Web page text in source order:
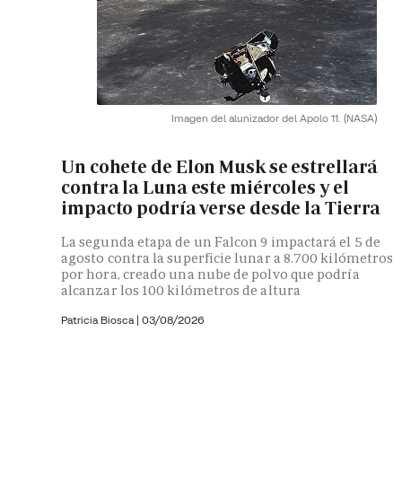
Imagen del alunizador del Apolo 11. (NASA)
Un cohete de Elon Musk se estrellará
contra la Luna este miércoles y el
impacto podría verse desde la Tierra
La segunda etapa de un Falcon 9 impactará el 5 de
agosto contra la superficie lunar a 8.700 kilómetros
por hora, creado una nube de polvo que podría
alcanzar los 100 kilómetros de altura
Patricia Biosca | 03/08/2026